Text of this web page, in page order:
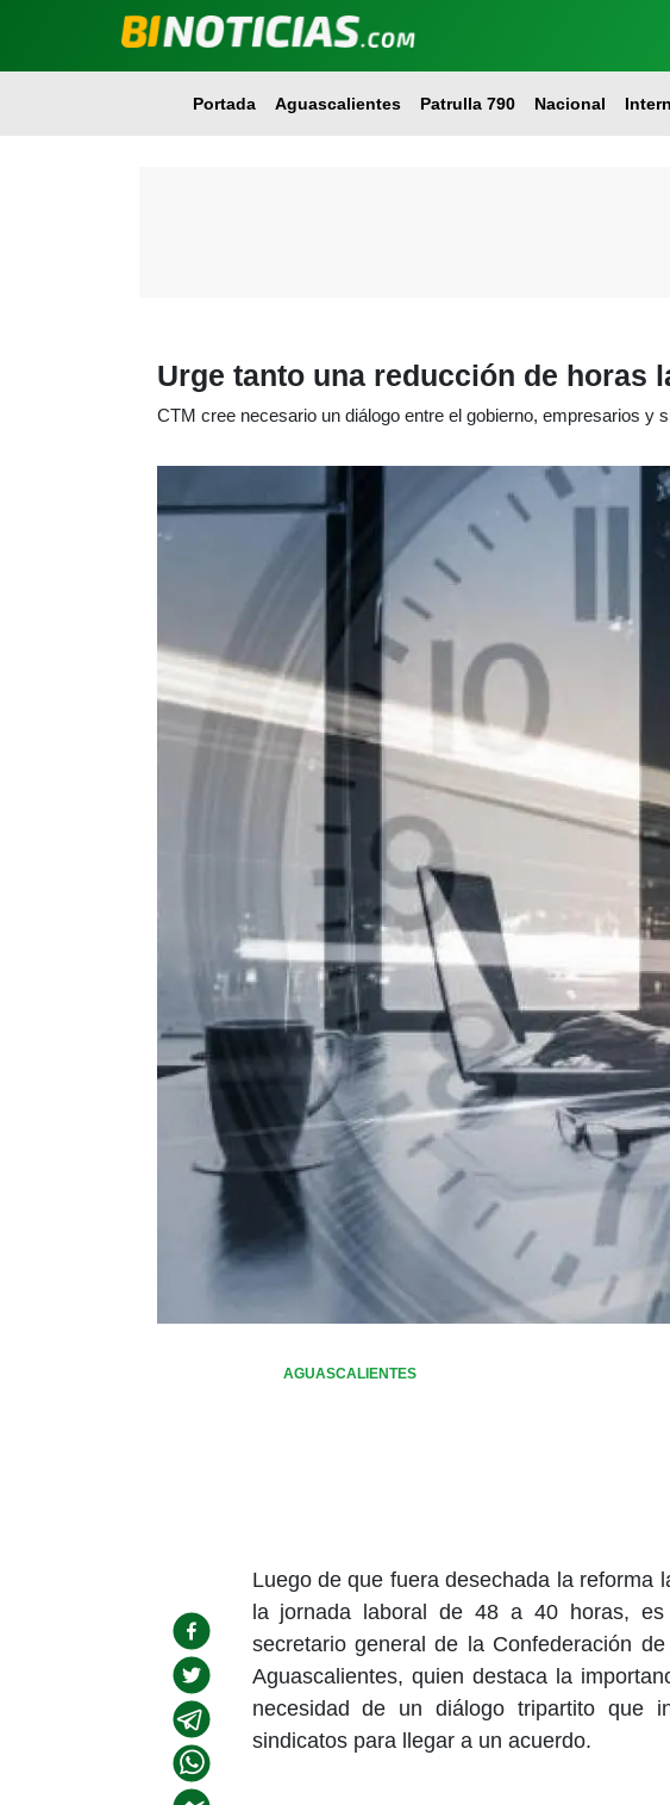
Portada Aguascalientes Patrulla 790 Nacional
Urge tanto una reducción de horas
CTM cree necesario un diálogo entre el gobierno, empresarios y
AGUASCALIENTES
Luego de que fuera desechada la reforma
la jornada laboral de 48 a 40 horas, es
secretario general de la Confederación
Aguascalientes, quien destaca la
necesidad de un diálogo tripartito que
sindicatos para llegar a un acuerdo.